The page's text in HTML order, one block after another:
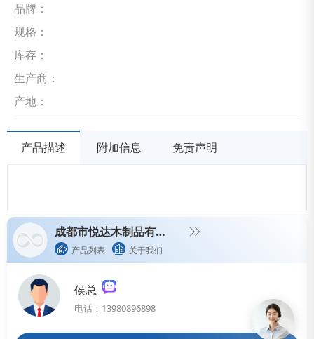
品牌：
规格：
库存：
生产商：
产地：
产品描述 附加信息 免责声明
成都市悦达木制品有限公司
产品列表 关于我们
侯总
电话：13980896898